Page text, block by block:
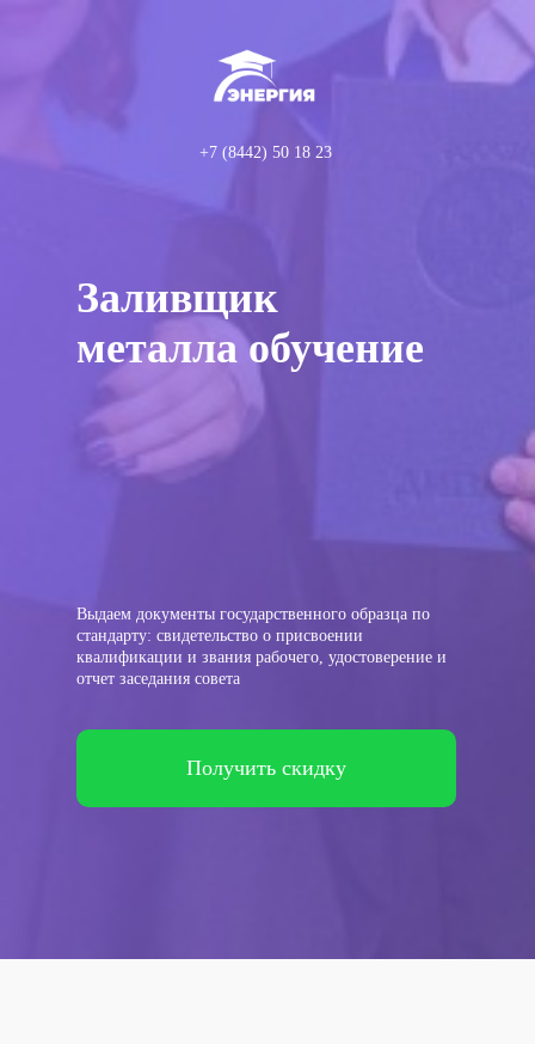
Заливщик
металла обучение
Выдаем документы государственного образца по
стандарту: свидетельство о присвоении
квалификации и звания рабочего, удостоверение и
отчет заседания совета
+7 (8442) 50 18 23
Получить скидку